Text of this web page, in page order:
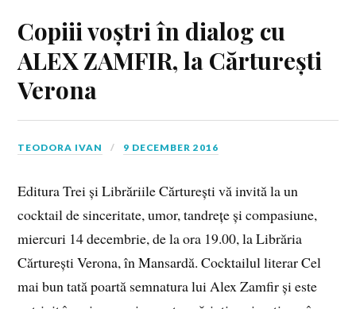
Copiii voștri în dialog cu
ALEX ZAMFIR, la Cărturești
Verona
TEODORA IVAN 9 DECEMBER 2016
Editura Trei și Librăriile Cărturești vă invită la un
cocktail de sinceritate, umor, tandrețe și compasiune,
miercuri 14 decembrie, de la ora 19.00, la Librăria
Cărturești Verona, în Mansardă. Cocktailul literar Cel
mai bun tată poartă semnatura lui Alex Zamfir și este